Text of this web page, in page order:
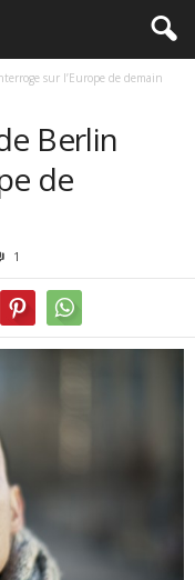
sur l’Europe de demain
Berlin
de
1